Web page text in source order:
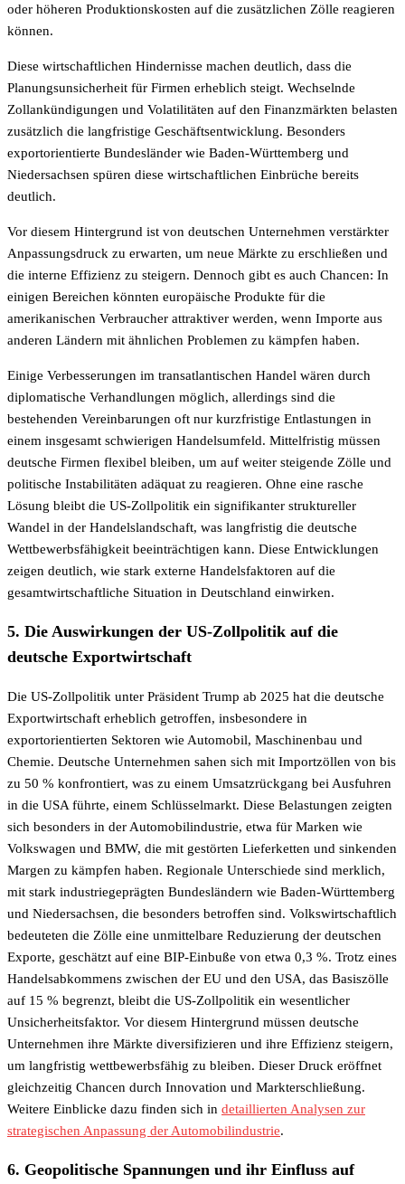
oder höheren Produktionskosten auf die zusätzlichen Zölle reagieren
können.
Diese wirtschaftlichen Hindernisse machen deutlich, dass die
Planungsunsicherheit für Firmen erheblich steigt. Wechselnde
Zollankündigungen und Volatilitäten auf den Finanzmärkten belasten
zusätzlich die langfristige Geschäftsentwicklung. Besonders
exportorientierte Bundesländer wie Baden-Württemberg und
Niedersachsen spüren diese wirtschaftlichen Einbrüche bereits
deutlich.
Vor diesem Hintergrund ist von deutschen Unternehmen verstärkter
Anpassungsdruck zu erwarten, um neue Märkte zu erschließen und
die interne Effizienz zu steigern. Dennoch gibt es auch Chancen: In
einigen Bereichen könnten europäische Produkte für die
amerikanischen Verbraucher attraktiver werden, wenn Importe aus
anderen Ländern mit ähnlichen Problemen zu kämpfen haben.
Einige Verbesserungen im transatlantischen Handel wären durch
diplomatische Verhandlungen möglich, allerdings sind die
bestehenden Vereinbarungen oft nur kurzfristige Entlastungen in
einem insgesamt schwierigen Handelsumfeld. Mittelfristig müssen
deutsche Firmen flexibel bleiben, um auf weiter steigende Zölle und
politische Instabilitäten adäquat zu reagieren. Ohne eine rasche
Lösung bleibt die US-Zollpolitik ein signifikanter struktureller
Wandel in der Handelslandschaft, was langfristig die deutsche
Wettbewerbsfähigkeit beeinträchtigen kann. Diese Entwicklungen
zeigen deutlich, wie stark externe Handelsfaktoren auf die
gesamtwirtschaftliche Situation in Deutschland einwirken.
5. Die Auswirkungen der US-Zollpolitik auf die
deutsche Exportwirtschaft
Die US-Zollpolitik unter Präsident Trump ab 2025 hat die deutsche
Exportwirtschaft erheblich getroffen, insbesondere in
exportorientierten Sektoren wie Automobil, Maschinenbau und
Chemie. Deutsche Unternehmen sahen sich mit Importzöllen von bis
zu 50 % konfrontiert, was zu einem Umsatzrückgang bei Ausfuhren
in die USA führte, einem Schlüsselmarkt. Diese Belastungen zeigten
sich besonders in der Automobilindustrie, etwa für Marken wie
Volkswagen und BMW, die mit gestörten Lieferketten und sinkenden
Margen zu kämpfen haben. Regionale Unterschiede sind merklich,
mit stark industriegeprägten Bundesländern wie Baden-Württemberg
und Niedersachsen, die besonders betroffen sind. Volkswirtschaftlich
bedeuteten die Zölle eine unmittelbare Reduzierung der deutschen
Exporte, geschätzt auf eine BIP-Einbuße von etwa 0,3 %. Trotz eines
Handelsabkommens zwischen der EU und den USA, das Basiszölle
auf 15 % begrenzt, bleibt die US-Zollpolitik ein wesentlicher
Unsicherheitsfaktor. Vor diesem Hintergrund müssen deutsche
Unternehmen ihre Märkte diversifizieren und ihre Effizienz steigern,
um langfristig wettbewerbsfähig zu bleiben. Dieser Druck eröffnet
gleichzeitig Chancen durch Innovation und Markterschließung.
Weitere Einblicke dazu finden sich in detaillierten Analysen zur
strategischen Anpassung der Automobilindustrie.
6. Geopolitische Spannungen und ihr Einfluss auf